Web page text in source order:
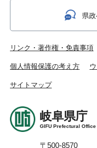
県
リンク・著作権・免責事項
個人情報保護の考え方
サイトマップ
岐阜県庁
GIFU Prefectural Office
〒500-8570